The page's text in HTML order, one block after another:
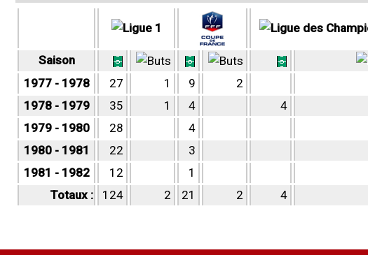
Saison
1977 - 1978
27 1 9 2
1978 - 1979
35 1 4 4
1979 - 1980
28 4
1980 - 1981
22 3
1981 - 1982
12 1
Totaux :
124 2 21 2 4